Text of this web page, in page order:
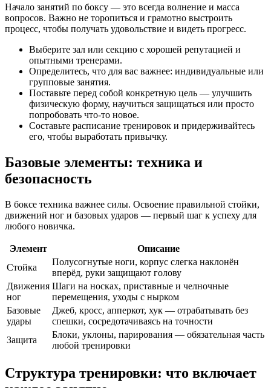
Начало занятий по боксу — это всегда волнение и масса
вопросов. Важно не торопиться и грамотно выстроить
процесс, чтобы получать удовольствие и видеть прогресс.
Выберите зал или секцию с хорошей репутацией и
опытными тренерами.
Определитесь, что для вас важнее: индивидуальные или
групповые занятия.
Поставьте перед собой конкретную цель — улучшить
физическую форму, научиться защищаться или просто
попробовать что-то новое.
Составьте расписание тренировок и придерживайтесь
его, чтобы выработать привычку.
Базовые элементы: техника и
безопасность
В боксе техника важнее силы. Освоение правильной стойки,
движений ног и базовых ударов — первый шаг к успеху для
любого новичка.
Элемент
Описание
Стойка
Полусогнутые ноги, корпус слегка наклонён
вперёд, руки защищают голову
Движения
ног
Шаги на носках, приставные и челночные
перемещения, уходы с нырком
Базовые
удары
Джеб, кросс, апперкот, хук — отрабатывать без
спешки, сосредотачиваясь на точности
Защита
Блоки, уклоны, парирования — обязательная часть
любой тренировки
Структура тренировки: что включает